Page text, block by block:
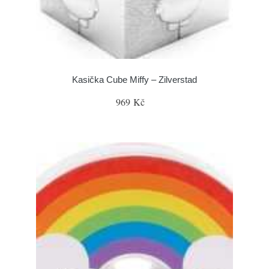
Kasička Cube Miffy – Zilverstad
969 Kč